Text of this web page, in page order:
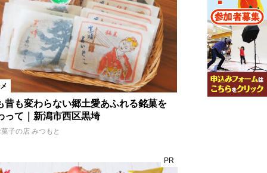
昔も変わらない郷土愛あふれる銘菓を
って｜新潟市西区黒埼
子の店 みつもと
PR